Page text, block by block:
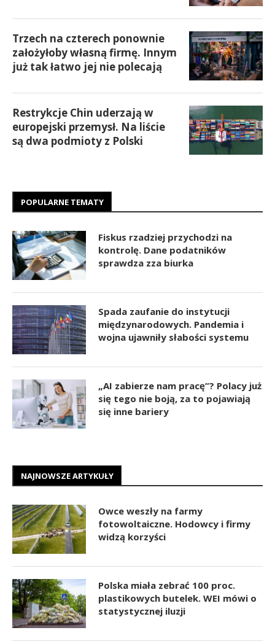
Trzech na czterech ponownie
założyłoby własną firmę. Innym
już tak łatwo jej nie polecają
Restrykcje Chin uderzają w
europejski przemysł. Na liście
są dwa podmioty z Polski
POPULARNE TEMATY
Fiskus rzadziej przychodzi na
kontrolę. Dane podatników
sprawdza zza biurka
Spada zaufanie do instytucji
międzynarodowych. Pandemia i
wojna ujawniły słabości systemu
„AI zabierze nam pracę”? Polacy już
się tego nie boją, za to pojawiają
się inne bariery
NAJNOWSZE ARTYKUŁY
Owce weszły na farmy
fotowoltaiczne. Hodowcy i firmy
widzą korzyści
Polska miała zebrać 100 proc.
plastikowych butelek. WEI mówi o
statystycznej iluzji